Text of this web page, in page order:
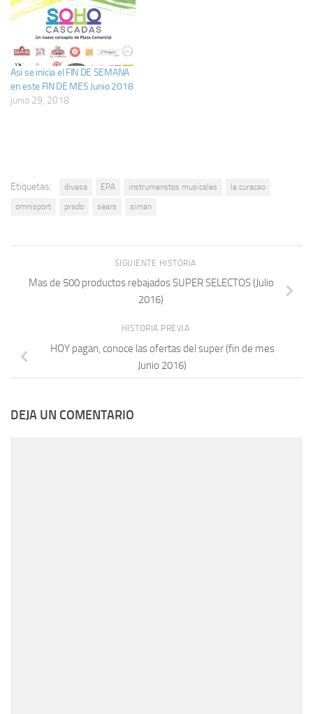
Asi se inicia el FIN DE SEMANA
en este FIN DE MES Junio 2018
junio 29, 2018
Etiquetas: divesa EPA instrumenstos musicales
la curacao
omnisport
prado sears siman
SIGUIENTE HISTORIA
Mas de 500 productos rebajados SUPER SELECTOS (Julio
2016)
HISTORIA PREVIA
HOY pagan, conoce las ofertas del super (fin de mes
Junio 2016)
DEJA UN COMENTARIO